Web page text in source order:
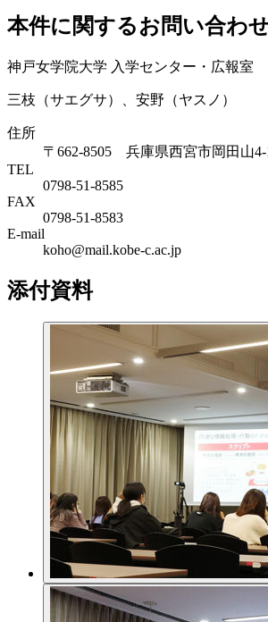
本件に関するお問い合わ
神戸女学院大学 入学センター・広報室
三枝（サエグサ）、安野（ヤスノ）
住所
〒662-8505 兵庫県西宮市岡田山4-
TEL
0798-51-8585
FAX
0798-51-8583
E-mail
koho@mail.kobe-c.ac.jp
添付資料